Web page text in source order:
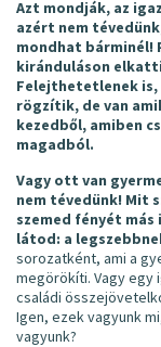
Azt mondják, az
azért nem
mondhat bárminél!
kiránduláson
Felejthetetlenek is,
rögzítik, de van
kezedből, amiben
magadból.
Vagy ott van
nem tévedünk! Mit
szemed fényét
látod: a
sorozatként, ami a
megörökíti. Vagy egy
családi
Igen, ezek vagyunk
vagyunk?